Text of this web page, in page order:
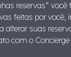
reservas” você
feitas por você,
alterar suas
com o Concierge